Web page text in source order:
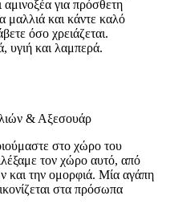
αμινοξέα για πρόσθετη
μαλλιά και κάντε καλό
όσο χρειάζεται.
υγιή και λαμπερά.
στο χώρο του
τον χώρο αυτό, από
και την ομορφιά. Μία αγάπη
στα πρόσωπα